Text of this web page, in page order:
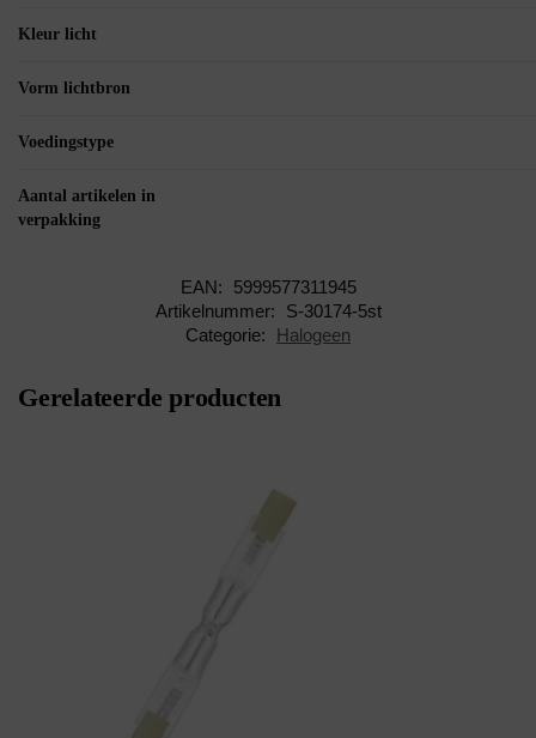
Kleur licht
Vorm lichtbron
Voedingstype
Aantal artikelen in
verpakking
EAN:
5999577311945
Artikelnummer:
S-30174-5st
Categorie:
Halogeen
Gerelateerde producten